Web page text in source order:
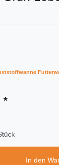
*
In den